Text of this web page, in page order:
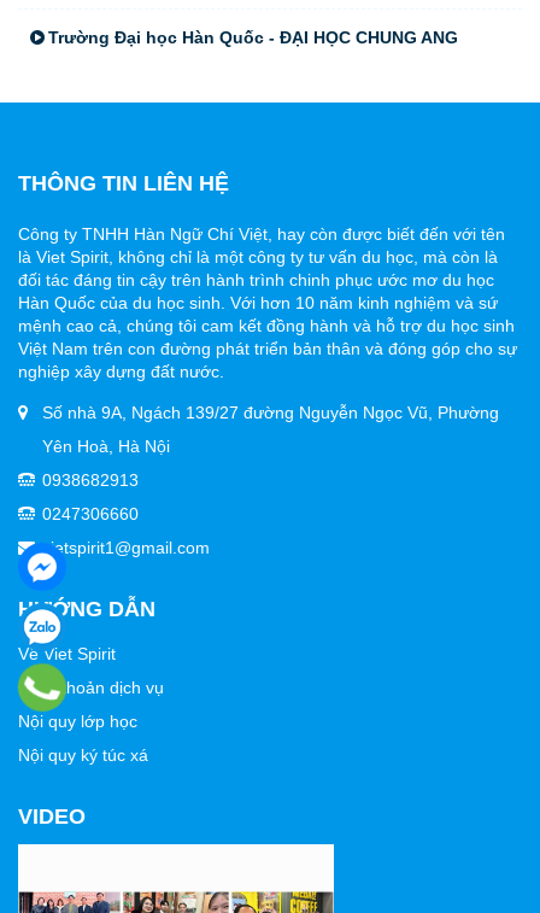
Trường Đại học Hàn Quốc - ĐẠI HỌC CHUNG ANG
THÔNG TIN LIÊN HỆ
Công ty TNHH Hàn Ngữ Chí Việt, hay còn được biết đến với tên
là Viet Spirit, không chỉ là một công ty tư vấn du học, mà còn là
đối tác đáng tin cậy trên hành trình chinh phục ước mơ du học
Hàn Quốc của du học sinh. Với hơn 10 năm kinh nghiệm và sứ
mệnh cao cả, chúng tôi cam kết đồng hành và hỗ trợ du học sinh
Việt Nam trên con đường phát triển bản thân và đóng góp cho sự
nghiệp xây dựng đất nước.
Số nhà 9A, Ngách 139/27 đường Nguyễn Ngọc Vũ, Phường
Yên Hoà, Hà Nội
0938682913
0247306660
vietspirit1@gmail.com
HƯỚNG DẪN
Về Viet Spirit
Điều khoản dịch vụ
Nội quy lớp học
Nội quy ký túc xá
VIDEO